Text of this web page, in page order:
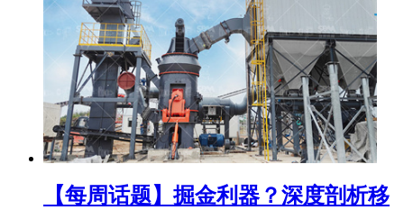
【每周话题】掘金利器？深度剖析移